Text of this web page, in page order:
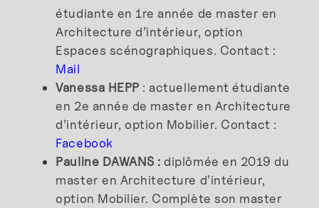
étudiante en 1re année de master en
Architecture d’intérieur, option
Espaces scénographiques. Contact :
Mail
Vanessa HEPP : actuellement étudiante
en 2e année de master en Architecture
d’intérieur, option Mobilier. Contact :
Facebook
Pauline DAWANS : diplômée en 2019 du
master en Architecture d’intérieur,
option Mobilier. Complète son master